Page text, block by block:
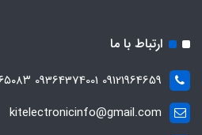
ارتباط با ما
09121964659 09364374001 ۰۲۱۶۶۷۶۵۰۸۳
kitelectronicinfo@gmail.com